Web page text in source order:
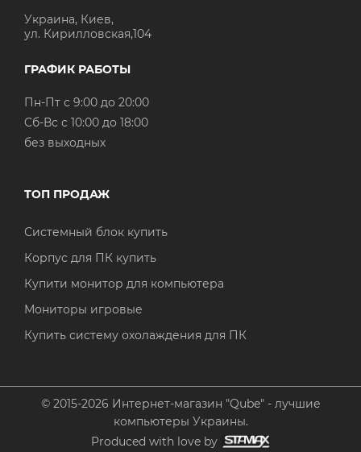
Украина, Киев,
ул. Кирилловская,104
ГРАФИК РАБОТЫ
Пн-Пт с 9:00 до 20:00
Cб-Вс с 10:00 до 18:00
без выходных
ТОП ПРОДАЖ
Системный блок купить
Корпус для ПК купить
Купити монитор для компьютера
Мониторы игровые
Купить систему охолаждения для ПК
© 2015-2026 Интернет-магазин "Qube" - лучшие
компьютеры Украины.
Produced with love by